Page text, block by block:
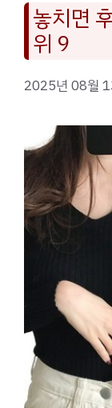
놓치면
위 9
2025년 08월